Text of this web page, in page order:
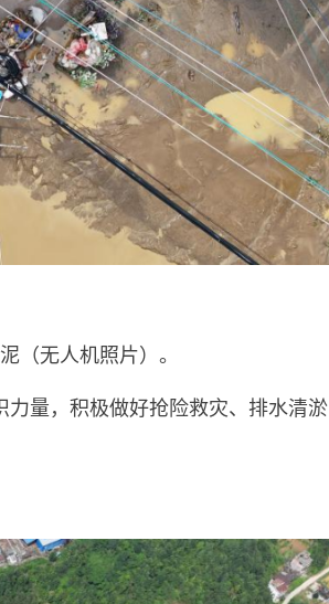
（无人机照片）。
量，积极做好抢险救灾、排水清淤